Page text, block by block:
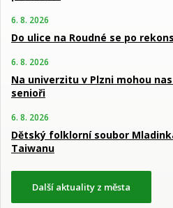
6. 8. 2026
Do ulice na Roudné se po
6. 8. 2026
Na univerzitu v Plzni mohou
senioři
6. 8. 2026
Dětský folklorní soubor
Taiwanu
Další aktuality z města